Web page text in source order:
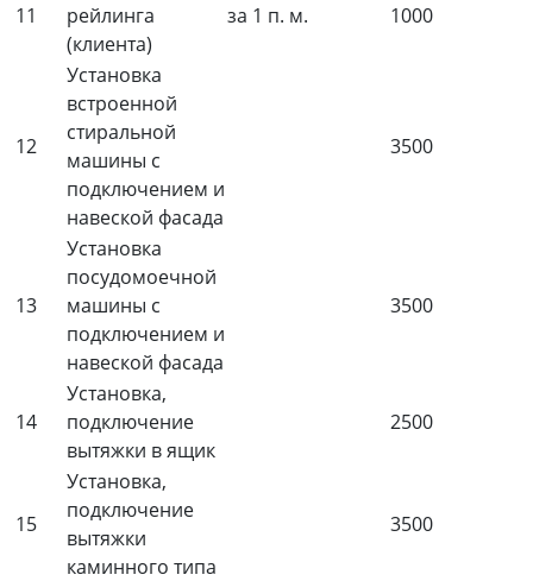
11
рейлинга
(клиента)
за 1 п. м. 1000
12
Установка
встроенной
стиральной
машины с
подключением и
навеской фасада
3500
13
Установка
посудомоечной
машины с
подключением и
навеской фасада
3500
14
Установка,
подключение
вытяжки в ящик
2500
15
Установка,
подключение
вытяжки
каминного типа
3500